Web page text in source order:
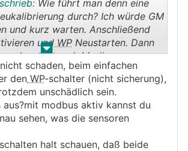
. .
Wie führt man denn eine
durch? Ich würde GM
und kurz warten. Anschließend
und WP Neustarten. Dann
und erst danach Modbus
es noch was zu beachten?
schaden, beim einfachen
den WP-schalter (nicht sicherung),
unschädlich sein.
modbus aktiv kannst du
sehen, was die sensoren
halt schauen, daß beide